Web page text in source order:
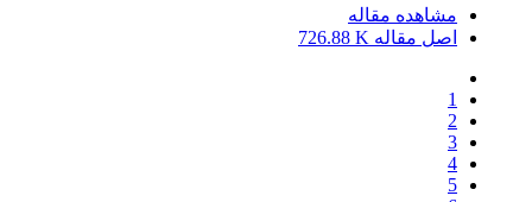
مشاهده مقاله
اصل مقاله 726.88 K
1
2
3
4
5